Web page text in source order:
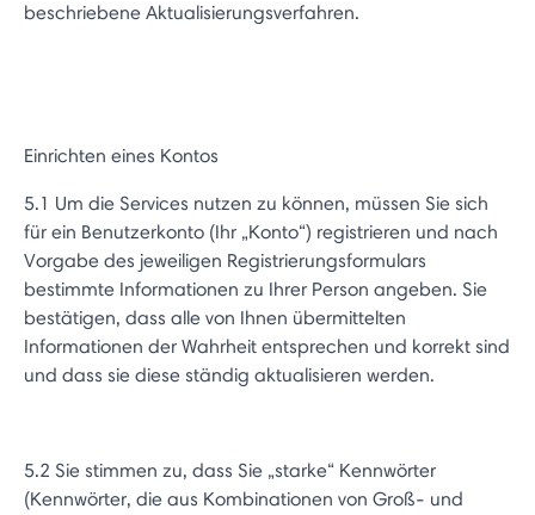
beschriebene Aktualisierungsverfahren.
Einrichten eines Kontos
5.1 Um die Services nutzen zu können, müssen Sie sich
für ein Benutzerkonto (Ihr „Konto“) registrieren und nach
Vorgabe des jeweiligen Registrierungsformulars
bestimmte Informationen zu Ihrer Person angeben. Sie
bestätigen, dass alle von Ihnen übermittelten
Informationen der Wahrheit entsprechen und korrekt sind
und dass sie diese ständig aktualisieren werden.
5.2 Sie stimmen zu, dass Sie „starke“ Kennwörter
(Kennwörter, die aus Kombinationen von Groß- und